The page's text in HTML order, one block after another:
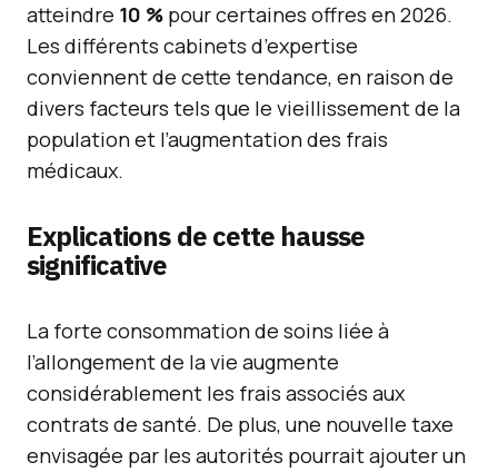
atteindre 10 % pour certaines offres en 2026.
Les différents cabinets d’expertise
conviennent de cette tendance, en raison de
divers facteurs tels que le vieillissement de la
population et l’augmentation des frais
médicaux.
Explications de cette hausse
significative
La forte consommation de soins liée à
l’allongement de la vie augmente
considérablement les frais associés aux
contrats de santé. De plus, une nouvelle taxe
envisagée par les autorités pourrait ajouter un